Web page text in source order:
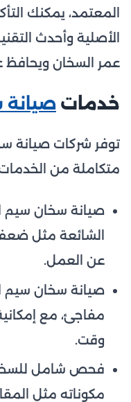
المعتمد، يمكنك
الأصلية وأحدث
عمر السخان ويحافظ
خدمات صيانة
توفر شركات صيانة
متكاملة من
صيانة سخان سيم
الشائعة مثل
عن العمل.
صيانة سخان سيم
مفاجئ، مع
وقت.
فحص شامل
مكوناته مثل